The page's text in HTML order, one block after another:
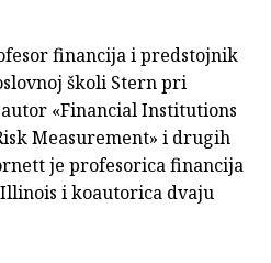
financija i predstojnik
školi Stern pri
«Financial Institutions
Measurement» i drugih
je profesorica financija
i koautorica dvaju